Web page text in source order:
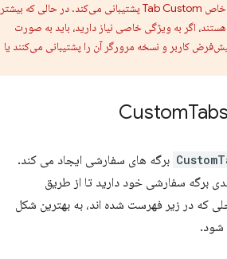
یک مرورگر نصب شده از ویژگی خاص Tab Custom پشتیبانی می‌کند. در حالی که بیشتر
اگر به ویژگی خاصی نیاز دارید، باید به صورت
کاربر و نسخه مرورگر آن را پشتیبانی می‌کنند یا
CustomTabs
برگه های سفارشی ایجاد می کند.
برگه سفارشی خود دارید تا از طریق
که در زیر فهرست شده اند، به بهترین شکل
شود.